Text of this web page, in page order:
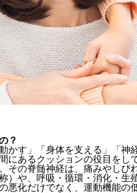
？
かす」「身体を支える」「
にあるクッションの役目を
その脊髄神経は、痛みやし
）や、呼吸・循環・消化・
悪化だけでなく、運動機能の